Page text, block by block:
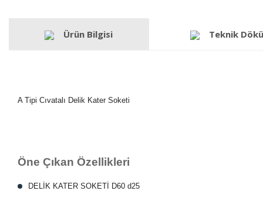
Ürün Bilgisi Teknik
A Tipi Cıvatalı Delik Kater Soketi
Öne Çıkan Özellikleri
DELİK KATER SOKETİ D60 d25